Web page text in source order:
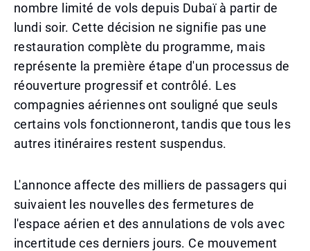
nombre limité de vols depuis Dubaï à partir de
lundi soir. Cette décision ne signifie pas une
restauration complète du programme, mais
représente la première étape d'un processus de
réouverture progressif et contrôlé. Les
compagnies aériennes ont souligné que seuls
certains vols fonctionneront, tandis que tous les
autres itinéraires restent suspendus.
L'annonce affecte des milliers de passagers qui
suivaient les nouvelles des fermetures de
l'espace aérien et des annulations de vols avec
incertitude ces derniers jours. Ce mouvement